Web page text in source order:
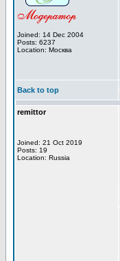
Joined: 14 Dec 2004
Posts: 6237
Location: Москва
Back to top
remittor
Joined: 21 Oct 2019
Posts: 19
Location: Russia